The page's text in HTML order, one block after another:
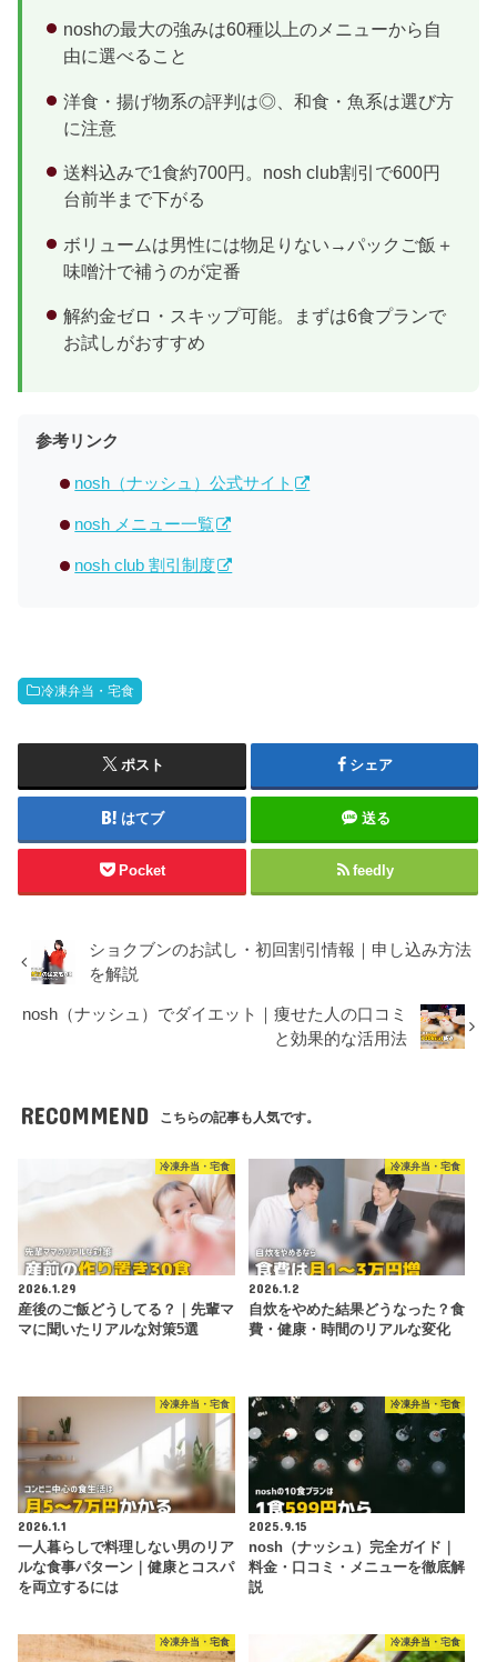
noshの最大の強みは60種以上のメニューから自
由に選べること
洋食・揚げ物系の評判は◎、和食・魚系は選び方
に注意
送料込みで1食約700円。nosh club割引で600円
台前半まで下がる
ボリュームは男性には物足りない→パックご飯＋
味噌汁で補うのが定番
解約金ゼロ・スキップ可能。まずは6食プランで
お試しがおすすめ
参考リンク
nosh（ナッシュ）公式サイト
nosh メニュー一覧
nosh club 割引制度
冷凍弁当・宅食
ポスト シェア
はてブ 送る
Pocket feedly
ショクブンのお試し・初回割引情報｜申し込み方法
を解説
nosh（ナッシュ）でダイエット｜痩せた人の口コミ
と効果的な活用法
RECOMMEND こちらの記事も人気です。
冷凍弁当・宅食
2026.1.29
産後のご飯どうしてる？｜先輩マ
マに聞いたリアルな対策5選
冷凍弁当・宅食
2026.1.2
自炊をやめた結果どうなった？食
費・健康・時間のリアルな変化
冷凍弁当・宅食
2026.1.1
一人暮らしで料理しない男のリア
ルな食事パターン｜健康とコスパ
を両立するには
冷凍弁当・宅食
2025.9.15
nosh（ナッシュ）完全ガイド｜
料金・口コミ・メニューを徹底解
説
冷凍弁当・宅食 冷凍弁当・宅食